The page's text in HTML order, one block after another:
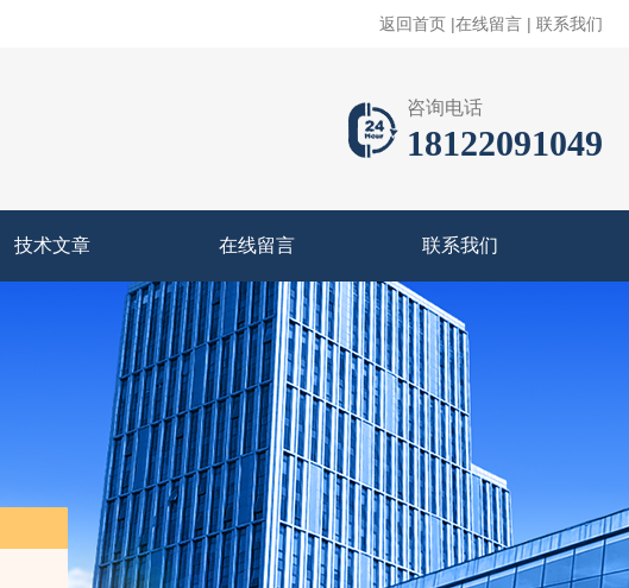
返回首页 |在线留言 | 联系我们
咨询电话
18122091049
技术文章 在线留言 联系我们